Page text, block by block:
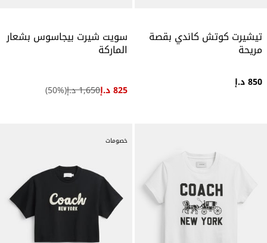
تيشيرت كوتش كاندي بقصة
مريحة
850 د.إ
سويت شيرت بيجاسوس بشعار
الماركة
825 د.إ 1,650 د.إ (
50%)
خصومات